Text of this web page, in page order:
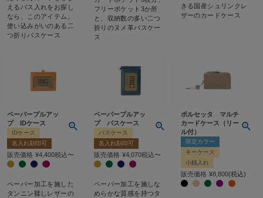
えるパス入れをお探し
なら、このアイテム。
使い込みがいのある二
つ折りパスケース
フリーポケット3か所
と、収納数の多い二つ
折りのヌメ革パスケー
ス
きる国産シュリンクレ
ザーのカードケース
ペーパープルアッ
プ IDケース
IDケース
名入れ刻印可
販売価格 ¥4,400税込〜
ペーパー加工を施した
タンニン鞣しレザーの
ペーパープルアッ
プ パスケース
パスケース
名入れ刻印可
販売価格 ¥4,070税込〜
ペーパー加工を施しな
めらかな質感を持つタ
ボルセッタ マルチ
カードケース（リー
ル付）
限定カラー
キーケース
小銭入れ
販売価格 ¥8,800 税込